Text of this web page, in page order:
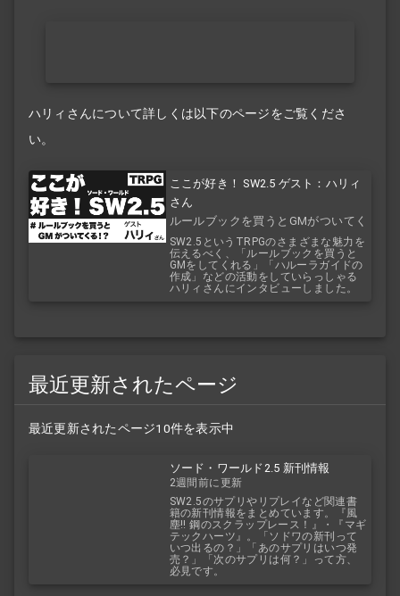
ハリィさんについて詳しくは以下のページをご覧くださ
い。
ここが好き！ SW2.5 ゲスト：ハリィ
さん
ルールブックを買うとGMがついてく
る！？
SW2.5というTRPGのさまざまな魅力を
伝えるべく、「ルールブックを買うと
GMをしてくれる」「ハルーラガイドの
作成」などの活動をしていらっしゃる
ハリィさんにインタビューしました。
最近更新されたページ
最近更新されたページ10件を表示中
ソード・ワールド2.5 新刊情報
2週間前に更新
SW2.5のサプリやリプレイなど関連書
籍の新刊情報をまとめています。『風
塵!! 鋼のスクラップレース！』・『マギ
テックハーツ』。「ソドワの新刊って
いつ出るの？」「あのサプリはいつ発
売？」「次のサプリは何？」って方、
必見です。